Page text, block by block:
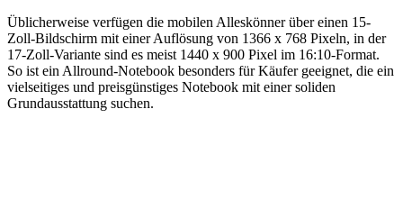
Üblicherweise verfügen die mobilen Alleskönner über einen 15-
Zoll-Bildschirm mit einer Auflösung von 1366 x 768 Pixeln, in der
17-Zoll-Variante sind es meist 1440 x 900 Pixel im 16:10-Format.
So ist ein Allround-Notebook besonders für Käufer geeignet, die ein
vielseitiges und preisgünstiges Notebook mit einer soliden
Grundausstattung suchen.